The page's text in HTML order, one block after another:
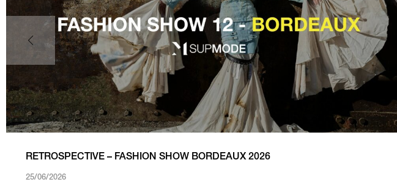
RETROSPECTIVE – FASHION SHOW BORDEAUX 2026
25/06/2026